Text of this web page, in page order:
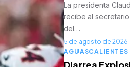
La presidenta
recibe al
del…
5 de agosto de 2026
AGUASCALIENTES